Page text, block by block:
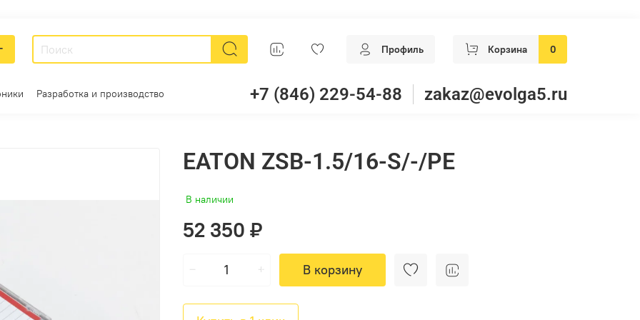
Профиль Корзина 0
Разработка и производство +7 (846) 229-54-88 zakaz@evolga5.ru
EATON ZSB-1.5/16-S/-/PE
В наличии
52 350 ₽
В корзину